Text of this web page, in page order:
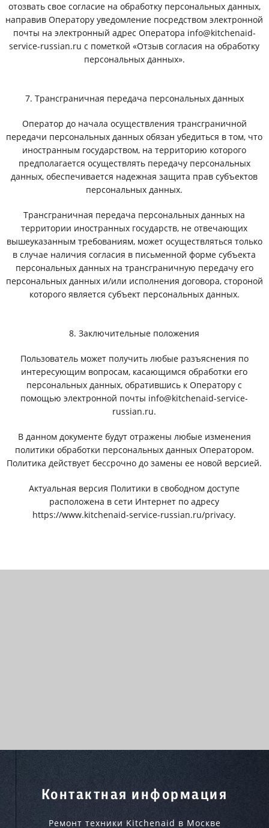
отозвать свое согласие на обработку персональных данных,
направив Оператору уведомление посредством электронной
почты на электронный адрес Оператора info@kitchenaid-
service-russian.ru с пометкой «Отзыв согласия на обработку
персональных данных».
7. Трансграничная передача персональных данных
Оператор до начала осуществления трансграничной
передачи персональных данных обязан убедиться в том, что
иностранным государством, на территорию которого
предполагается осуществлять передачу персональных
данных, обеспечивается надежная защита прав субъектов
персональных данных.
Трансграничная передача персональных данных на
территории иностранных государств, не отвечающих
вышеуказанным требованиям, может осуществляться только
в случае наличия согласия в письменной форме субъекта
персональных данных на трансграничную передачу его
персональных данных и/или исполнения договора, стороной
которого является субъект персональных данных.
8. Заключительные положения
Пользователь может получить любые разъяснения по
интересующим вопросам, касающимся обработки его
персональных данных, обратившись к Оператору с
помощью электронной почты info@kitchenaid-service-
russian.ru.
В данном документе будут отражены любые изменения
политики обработки персональных данных Оператором.
Политика действует бессрочно до замены ее новой версией.
Актуальная версия Политики в свободном доступе
расположена в сети Интернет по адресу
https://www.kitchenaid-service-russian.ru/privacy.
Контактная информация
Ремонт техники Kitchenaid в Москве